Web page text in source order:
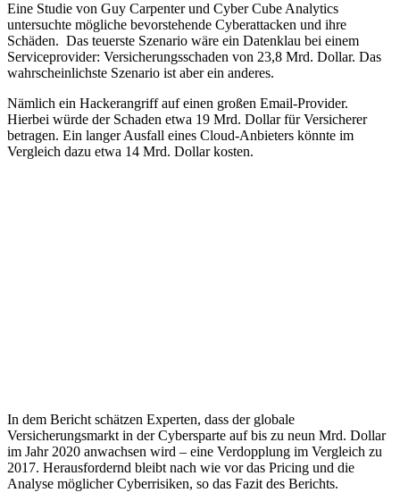
Eine Studie von Guy Carpenter und Cyber Cube Analytics
untersuchte mögliche bevorstehende Cyberattacken und ihre
Schäden. Das teuerste Szenario wäre ein Datenklau bei einem
Serviceprovider: Versicherungsschaden von 23,8 Mrd. Dollar. Das
wahrscheinlichste Szenario ist aber ein anderes.
Nämlich ein Hackerangriff auf einen großen Email-Provider.
Hierbei würde der Schaden etwa 19 Mrd. Dollar für Versicherer
betragen. Ein langer Ausfall eines Cloud-Anbieters könnte im
Vergleich dazu etwa 14 Mrd. Dollar kosten.
In dem Bericht schätzen Experten, dass der globale
Versicherungsmarkt in der Cybersparte auf bis zu neun Mrd. Dollar
im Jahr 2020 anwachsen wird – eine Verdopplung im Vergleich zu
2017. Herausfordernd bleibt nach wie vor das Pricing und die
Analyse möglicher Cyberrisiken, so das Fazit des Berichts.